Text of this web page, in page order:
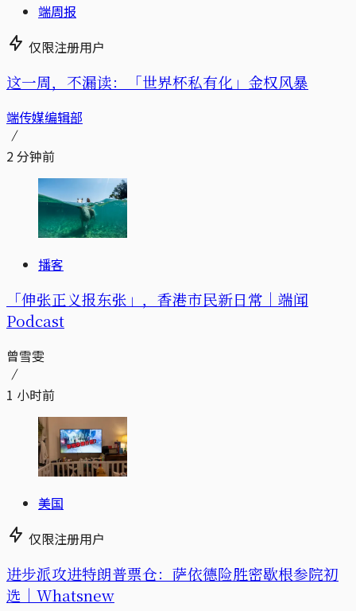
端周报
仅限注册用户
这一周，不漏读：「世界杯私有化」金权风暴
端传媒编辑部
2 分钟前
播客
「伸张正义报东张」，香港市民新日常｜端闻
Podcast
曾雪雯
1 小时前
美国
仅限注册用户
进步派攻进特朗普票仓：萨依德险胜密歇根参院初
选｜Whatsnew